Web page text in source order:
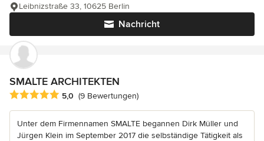
Nachricht
Leibnizstraße 33, 10625 Berlin
SMALTE ARCHITEKTEN
Durchschnittliche Bewertung: 5 von 5 Sternen
5,0 (9 Bewertungen)
Unter dem Firmennamen SMALTE begannen Dirk Müller und
Jürgen Klein im September 2017 die selbständige Tätigkeit als